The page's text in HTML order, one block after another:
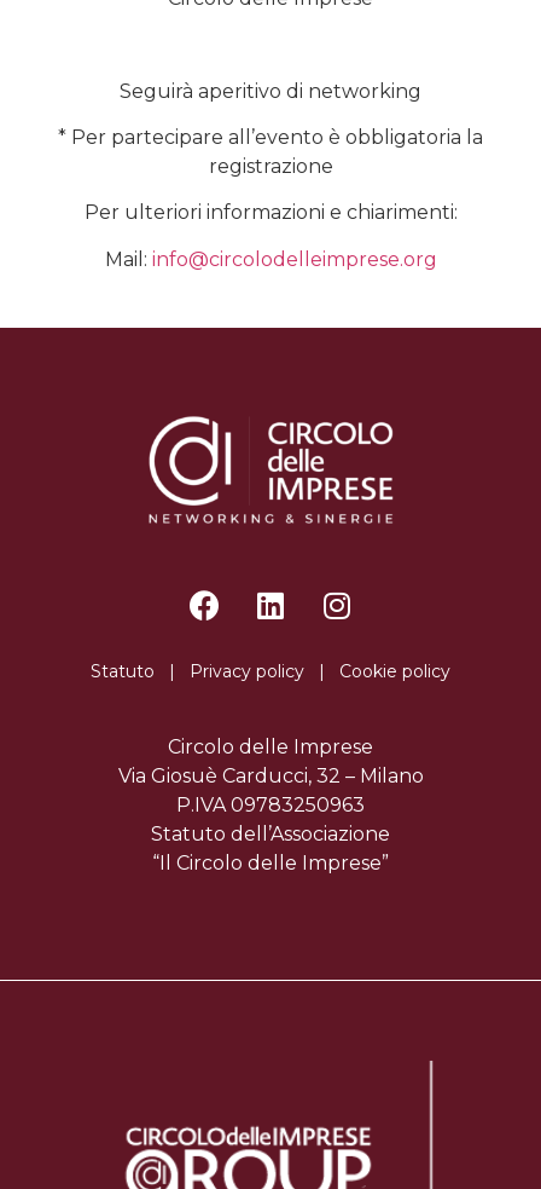
Seguirà aperitivo di networking
* Per partecipare all’evento è obbligatoria la
registrazione
Per ulteriori informazioni e chiarimenti:
Mail: info@circolodelleimprese.org
Statuto | Privacy policy | Cookie policy
Circolo delle Imprese
Via Giosuè Carducci, 32 – Milano
P.IVA 09783250963
Statuto dell’Associazione
“Il Circolo delle Imprese”